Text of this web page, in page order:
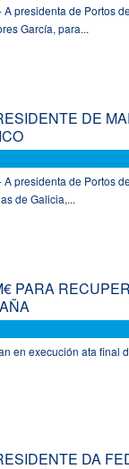
presidenta de Portos
García, para...
DE
presidenta de Portos
de Galicia,...
PARA
en execución ata
DA